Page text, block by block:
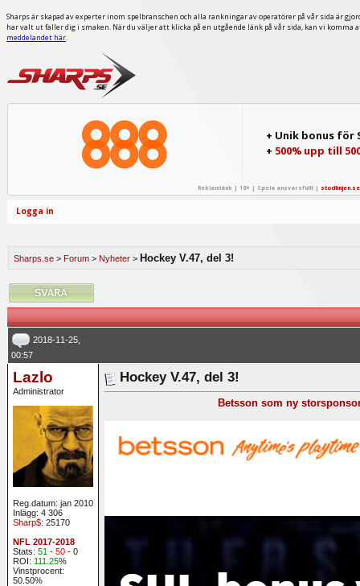
Sharps är skapad av experter inom spelbranschen och alla rankningar av operatörer på vår sida är
har valt ut faller dig i smaken. När du väljer att klicka på en utgående länk på vår sida, kan vi
meddelandet här.
+ Unik bonus för
+ 500% upp till
Reklamlänk | 18+ | Spela ansvarsfullt | stodlinjen.se
Logga in
Sharps.se > Forum > Nyheter > Hockey V.47, del 3!
2018-11-25,
00:57
Lazlo
Administrator
Reg.datum: jan 2010
Inlägg: 4 306
Sharp$: 25170
NFL 2017-2018
Stats: 51 - 50- 0
ROI: 111.25%
Vinstprocent:
50.50%
Hockey V.47, del 3!
Betsson som ny